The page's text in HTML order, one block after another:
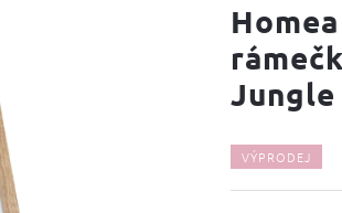
Jungle
VÝPRODEJ